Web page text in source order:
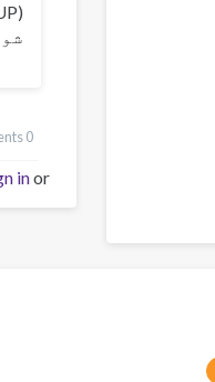
0 comments
inor